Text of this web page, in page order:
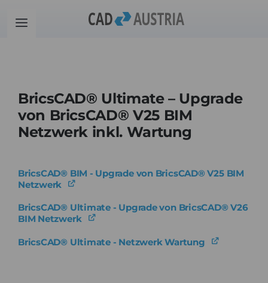
InhaltToggle
Schulung
Kontakt
Download
Community
BricsCAD® Ultimate – Upgrade
von BricsCAD® V25 BIM
Netzwerk inkl. Wartung
BricsCAD® BIM - Upgrade von BricsCAD® V25 BIM
Netzwerk
BricsCAD® Ultimate - Upgrade von BricsCAD® V26
BIM Netzwerk
BricsCAD® Ultimate - Netzwerk Wartung